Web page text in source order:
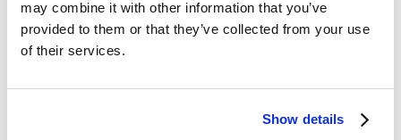
may combine it with other information that you’ve
provided to them or that they’ve collected from your use
of their services.
Show details
HM5800093
- Hackett Heritage
- Grande ricamo stagionale Harry sul petto
Spedizione e restituzione gratuite
Consegna gratuita Click & Collect in negozio in 1-2 giorni